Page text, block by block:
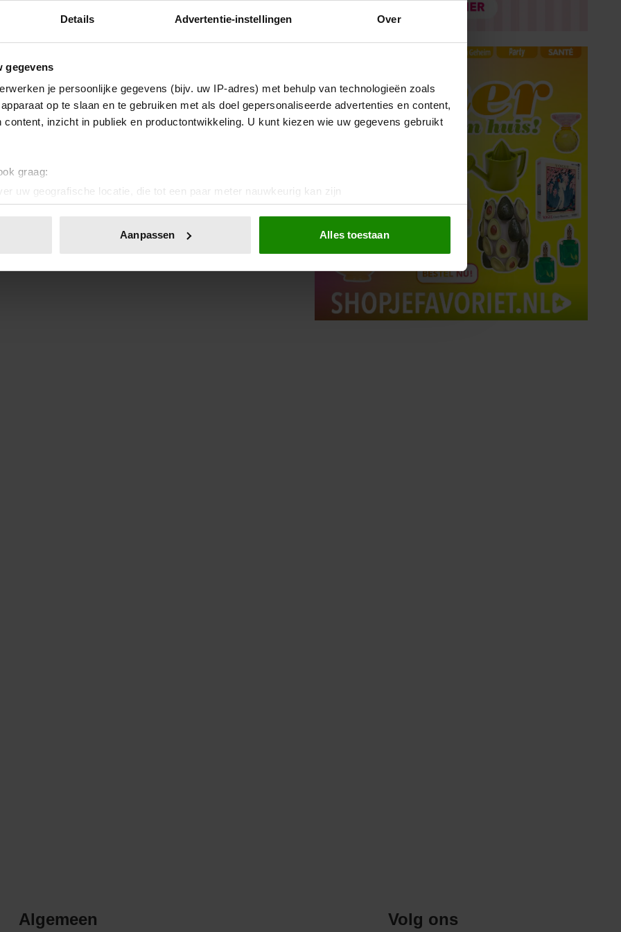
Details Advertentie-instellingen Over
gegevens
je persoonlijke gegevens (bijv. uw IP-adres) met behulp van technologieën zoals
op te slaan en te gebruiken met als doel gepersonaliseerde advertenties en content,
content, inzicht in publiek en productontwikkeling. U kunt kiezen wie uw gegevens gebruikt
graag:
uw geografische locatie, die tot een paar meter nauwkeurig kan zijn
door het actief te scannen op specifieke eigenschappen (fingerprinting)
of intrekken in de Cookieverklaring.
en advertenties te personaliseren, om functies voor social media te bieden en om ons
Ook delen we informatie over uw gebruik van onze site met onze partners voor social
Deze partners kunnen deze gegevens combineren met andere informatie die u aan ze heeft
Aanpassen Alles toestaan
Algemeen Volg ons